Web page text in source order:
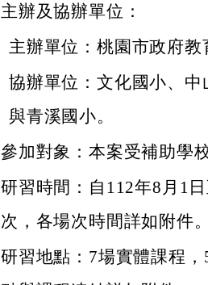
主辦及協辦單位：
主辦單位：桃園市政府教
協辦單位：文化國小、
與青溪國小。
參加對象：本案受補助學
研習時間：自112年8月1
次，各場次時間詳如附件。
研習地點：7場實體課程